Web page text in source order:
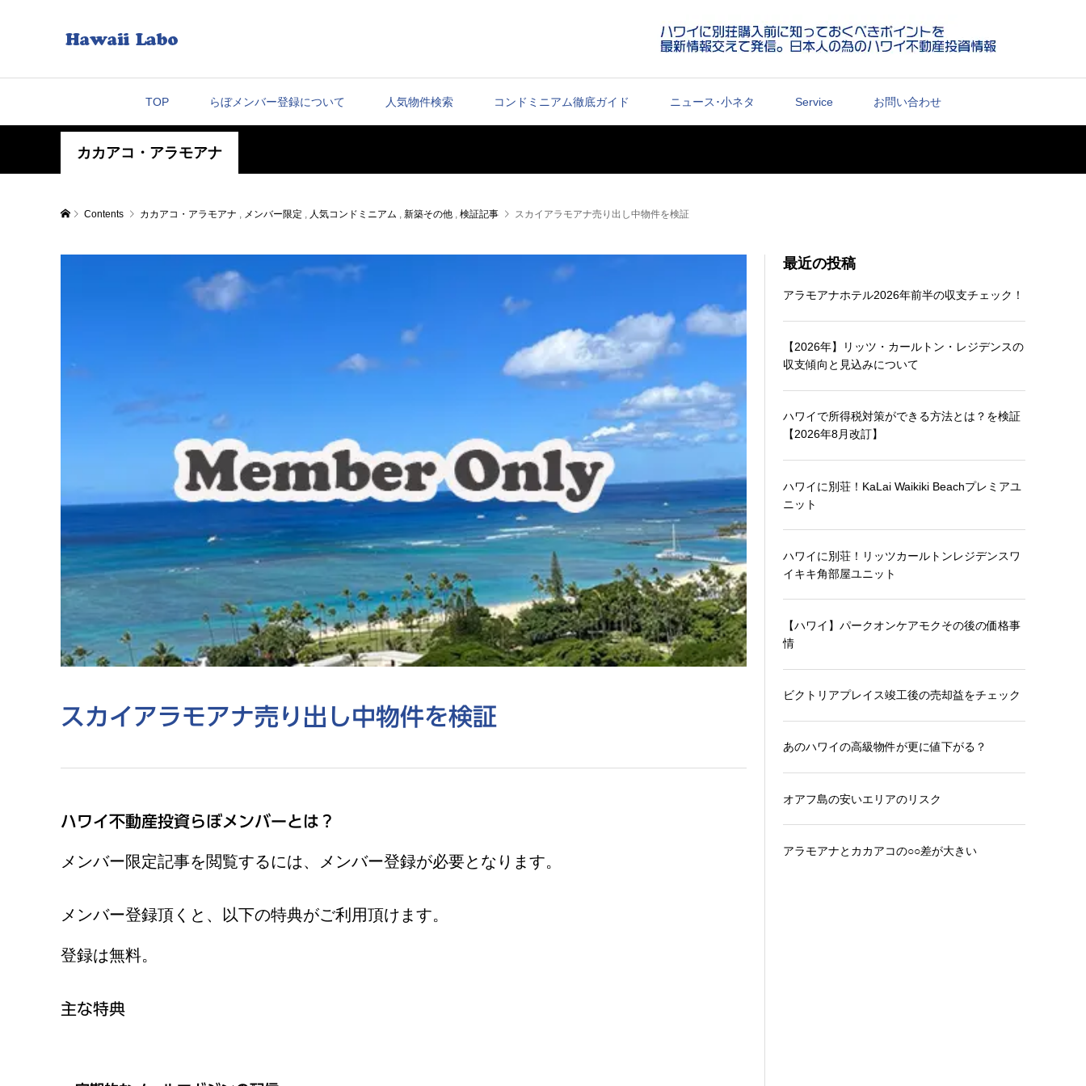
TOP らぼメンバー登録について 人気物件検索 コンドミニアム徹底ガイド ニュース･小ネタ Service お問い合わせ
カカアコ・アラモアナ
Contents カカアコ・アラモアナ , メンバー限定 , 人気コンドミニアム , 新築その他 , 検証記事 スカイアラモアナ売り出し中物件を検証
スカイアラモアナ売り出し中物件を検証
ハワイ不動産投資らぼメンバーとは？
メンバー限定記事を閲覧するには、メンバー登録が必要となります。
メンバー登録頂くと、以下の特典がご利用頂けます。
登録は無料。
主な特典
最近の投稿
アラモアナホテル2026年前半の収支チェック！
【2026年】リッツ・カールトン・レジデンスの
収支傾向と見込みについて
ハワイで所得税対策ができる方法とは？を検証
【2026年8月改訂】
ハワイに別荘！KaLai Waikiki Beachプレミアユ
ニット
ハワイに別荘！リッツカールトンレジデンスワ
イキキ角部屋ユニット
【ハワイ】パークオンケアモクその後の価格事
情
ビクトリアプレイス竣工後の売却益をチェック
あのハワイの高級物件が更に値下がる？
オアフ島の安いエリアのリスク
アラモアナとカカアコの○○差が大きい